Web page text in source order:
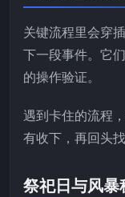
关键流程里会穿
下一段事件。它
的操作验证。
遇到卡住的流程
有收下，再回头找
祭祀日与风